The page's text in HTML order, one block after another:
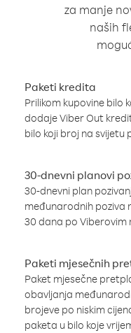
za manje
naših
Paketi kredita
Prilikom kupovine bilo
dodaje Viber Out
bilo koji broj na svijetu
30-dnevni planovi
30-dnevni plan
međunarodnih poziva
30 dana po Viberovim
Paketi mjesečnih
Paket mjesečne
obavljanja
brojeve po niskim
paketa u bilo koje